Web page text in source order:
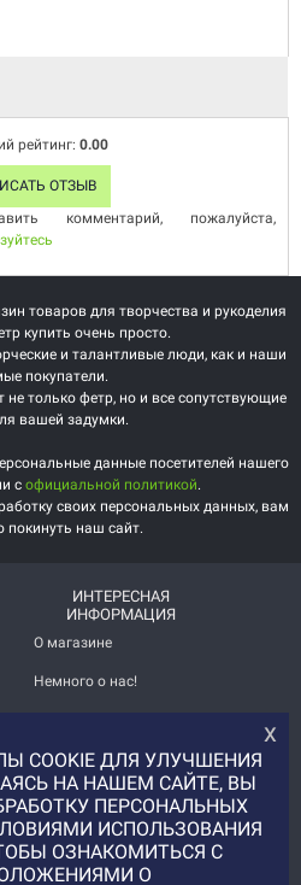
рейтинг: 0.00
ОТЗЫВ
комментарий, пожалуйста,
товаров для творчества и рукоделия
купить очень просто.
и талантливые люди, как и наши
покупатели.
только фетр, но и все сопутствующие
вашей задумки.
данные посетителей нашего
с официальной политикой.
своих персональных данных, вам
покинуть наш сайт.
ИНТЕРЕСНАЯ
ИНФОРМАЦИЯ
О магазине
Немного о нас!
Услуга печати на фетре
и вопросы АП
329-12-08
х
COOKIE ДЛЯ УЛУЧШЕНИЯ
НА НАШЕМ САЙТЕ, ВЫ
ПЕРСОНАЛЬНЫХ
ИСПОЛЬЗОВАНИЯ
ОЗНАКОМИТЬСЯ С
О